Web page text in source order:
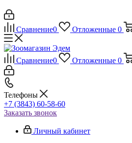
Сравнение0 Отложенные 0
Сравнение0 Отложенные 0
Телефоны
+7 (3843) 60-58-60
Заказать звонок
Личный кабинет